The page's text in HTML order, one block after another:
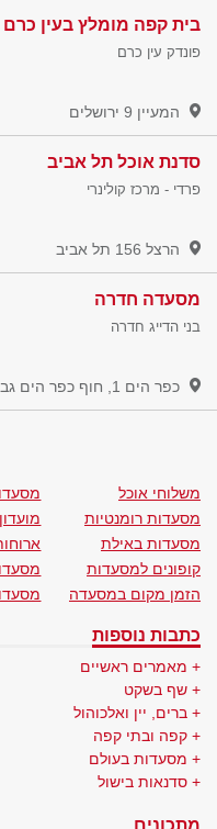
בית קפה מומלץ בעין כרם
פונדק עין כרם
המעיין 9 ירושלים
סדנת אוכל תל אביב
פרדי - מרכז קולינרי
הרצל 156 תל אביב
מסעדה חדרה
בני הדייג חדרה
כפר הים 1, חוף כפר הים גבעת אולגה, חדרה
משלוחי אוכל
מסעדות רומנטיות
מסעדות באילת
קופונים למסעדות
הזמן מקום במסעדה
כתבות נוספות
מאמרים ראשיים
שף בשקט
ברים, יין ואלכוהול
קפה ובתי קפה
מסעדות בעולם
סדנאות בישול
מתכונים